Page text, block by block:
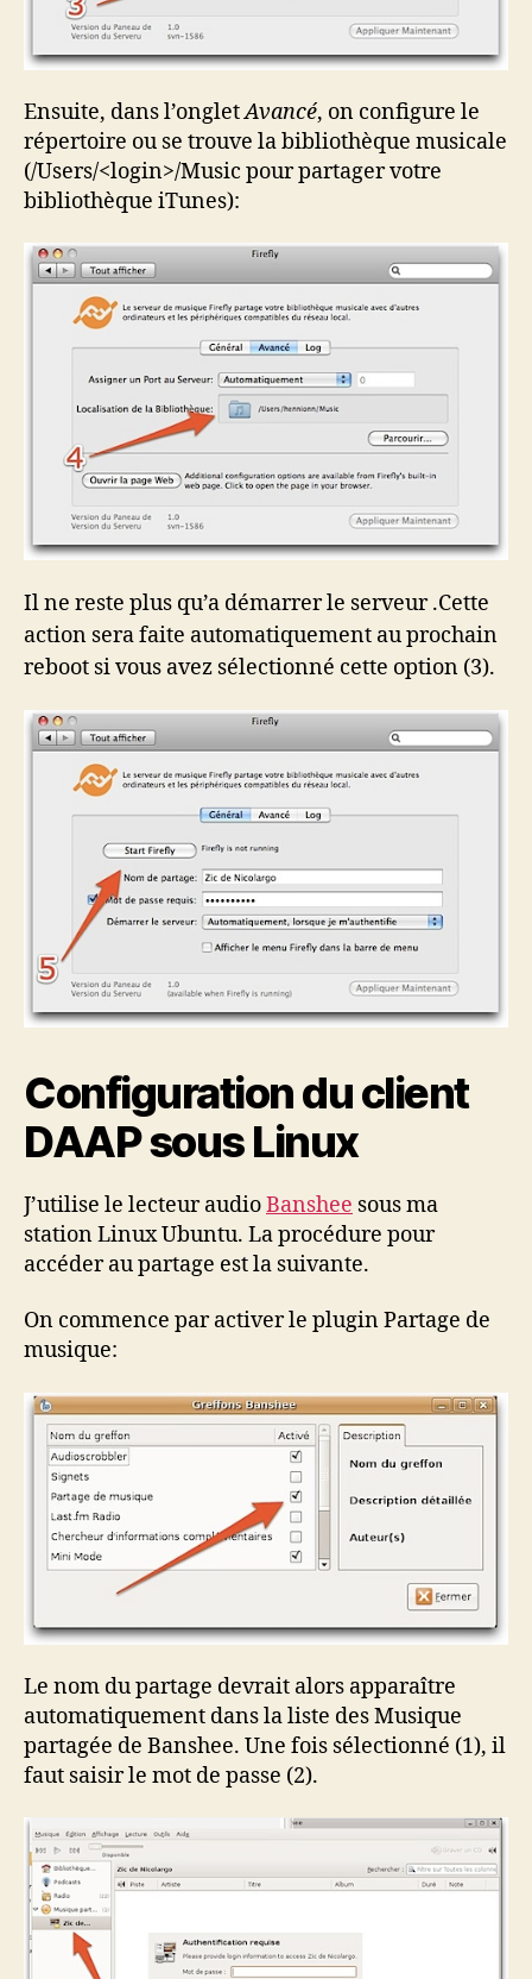
Ensuite, dans l’ongletAvancé, on configure le
répertoire ou se trouve la bibliothèque musicale
(/Users/<login>/Music pour partager votre
bibliothèque iTunes):
Il ne reste plus qu’a démarrer le serveur .Cette
action sera faite automatiquement au prochain
reboot si vous avez sélectionné cette option (3).
Configuration du client
DAAP sous Linux
J’utilise le lecteur audioBanshee sous ma
station Linux Ubuntu. La procédure pour
accéder au partage est la suivante.
On commence par activer le plugin Partage de
musique:
Le nom du partage devrait alors apparaître
automatiquement dans la liste des Musique
partagée de Banshee. Une fois sélectionné (1), il
faut saisir le mot de passe (2).